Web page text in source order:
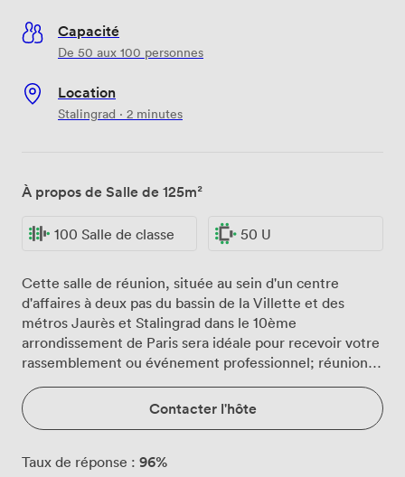
Capacité
De 50 aux 100 personnes
Location
Stalingrad · 2 minutes
À propos de Salle de 125m²
100 Salle de classe 50 U
Cette salle de réunion, située au sein d'un centre
d'affaires à deux pas du bassin de la Villette et des
métros Jaurès et Stalingrad dans le 10ème
arrondissement de Paris sera idéale pour recevoir votre
rassemblement ou événement professionnel; réunion,
formation, masterclass, entretien, présentation,
workshop,...
Contacter l'hôte
Taux de réponse : 96%